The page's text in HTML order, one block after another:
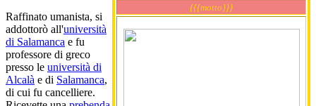
{{{motto}}}
Raffinato umanista, si
addottorò all'università
di Salamanca e fu
professore di greco
presso le università di
Alcalà e di Salamanca,
di cui fu cancelliere.